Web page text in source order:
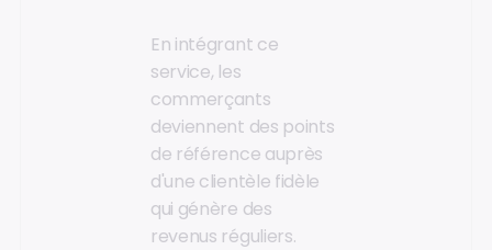
En intégrant ce
service, les
commerçants
deviennent des points
de référence auprès
d'une clientèle fidèle
qui génère des
revenus réguliers.